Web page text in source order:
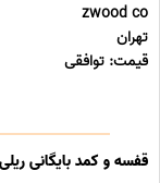
zwood co
تهران
قیمت: توافقی
قفسه و کمد بایگانی